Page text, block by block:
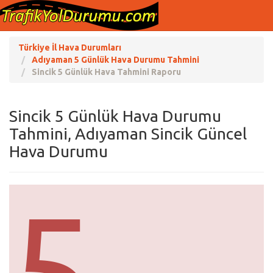
Türkiye İl Hava Durumları
Adıyaman 5 Günlük Hava Durumu Tahmini
Sincik 5 Günlük Hava Tahmini Raporu
Sincik 5 Günlük Hava Durumu
Tahmini, Adıyaman Sincik Güncel
Hava Durumu